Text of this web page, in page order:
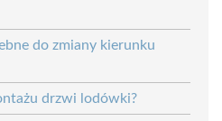
do zmiany kierunku
drzwi lodówki?